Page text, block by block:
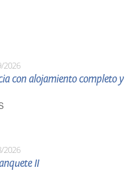
2026
con alojamiento completo y
2026
II